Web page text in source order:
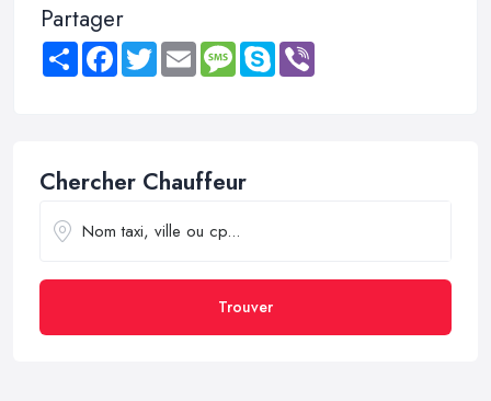
Partager
Share FacebookTwitter Email MessageSkype
Chercher Chauffeur
Trouver